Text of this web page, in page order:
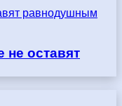
равнодушным
не оставят